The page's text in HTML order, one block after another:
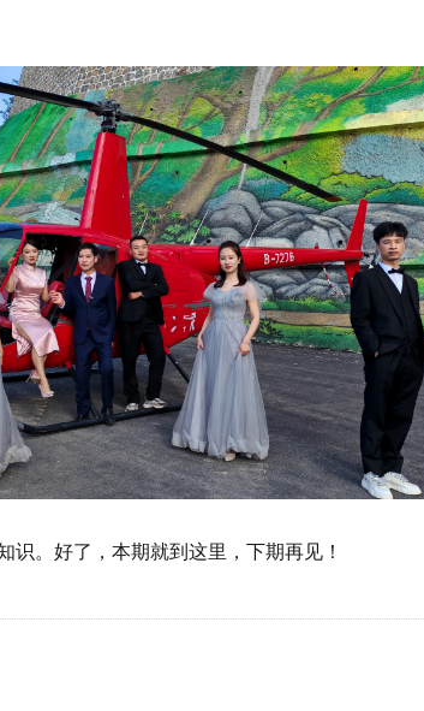
。好了，本期就到这里，下期再见！